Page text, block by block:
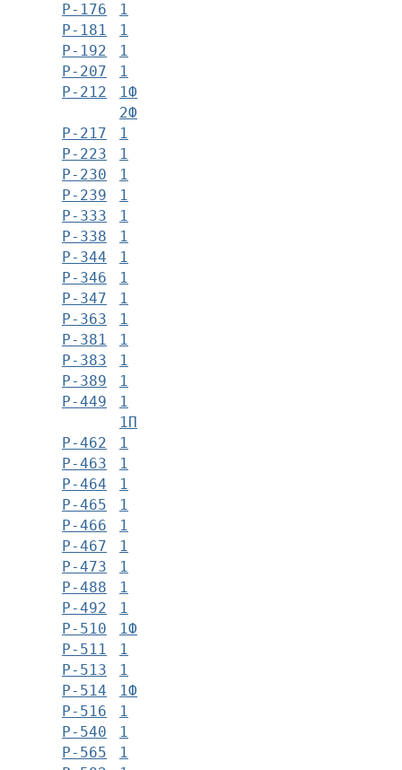
Р-176
1
Р-181
1
Р-192
1
Р-207
1
Р-212
1Ф
2Ф
Р-217
1
Р-223
1
Р-230
1
Р-239
1
Р-333
1
Р-338
1
Р-344
1
Р-346
1
Р-347
1
Р-363
1
Р-381
1
Р-383
1
Р-389
1
Р-449
1
1П
Р-462
1
Р-463
1
Р-464
1
Р-465
1
Р-466
1
Р-467
1
Р-473
1
Р-488
1
Р-492
1
Р-510
1Ф
Р-511
1
Р-513
1
Р-514
1Ф
Р-516
1
Р-540
1
Р-565
1